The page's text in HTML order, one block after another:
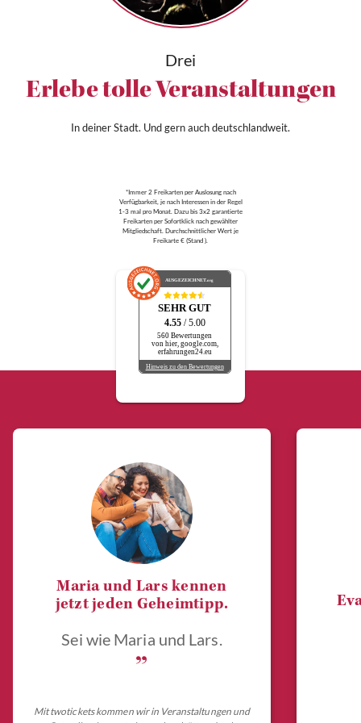
Drei
Erlebe tolle Veranstaltungen
In deiner Stadt. Und gern auch deutschlandweit.
*Immer 2 Freikarten per Auslosung nach
Verfügbarkeit, je nach Interessen in der Regel
1-3 mal pro Monat. Dazu bis 3x2 garantierte
Freikarten per Sofortklick nach gewählter
Mitgliedschaft. Durchschnittlicher Wert je
Freikarte € (Stand ).
AUSGEZEICHNET.org
SEHR GUT
4.55 / 5.00
560 Bewertungen
von hier, google.com,
erfahrungen24.eu
Hinweis zu den Bewertungen
Maria und Lars kennen
jetzt jeden Geheimtipp.
Sei wie Maria und Lars.
„
Mit twotickets kommen wir in Veranstaltungen und